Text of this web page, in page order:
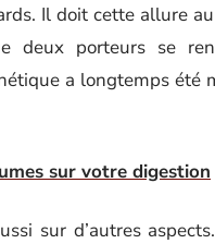
Il doit cette allure
deux porteurs se
a longtemps été
sur votre digestion
sur d’autres